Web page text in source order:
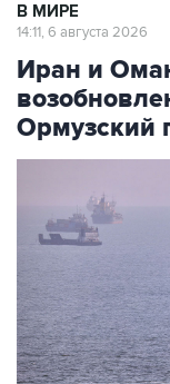
В МИРЕ
14:11, 6 августа 2026
Иран и
Ормузский